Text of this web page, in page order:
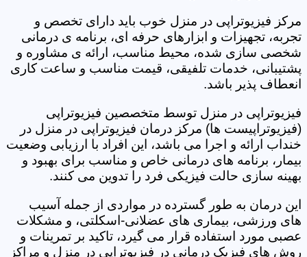
مرکز فیزیوتراپی در منزل خوب باید دارای تخصص و
تجربه، تجهیزات و ابزارهای حرفه ای، برنامه ی درمانی
شخصی سازی شده، محیط مناسب، ارائه ی مشاوره و
پشتیبانی، خدمات تلفیقی، قیمت مناسب و ساعت کاری
انعطاف پذیر باشد.
فیزیوتراپی در منزل توسط متخصصین فیزیوتراپی
(فیزیوتراپیست ها) مرکز درمان فیزیوتراپی در منزل در
خنداب ارائه و اجرا می باشد، این افراد با ارزیابی وضعیت
بیمار، برنامه های درمانی خاص و مناسب برای بهبود و
بهینه سازی حالت فیزیکی فرد را تدوین می کنند.
این درمان به طور گسترده در مواردی از جمله آسیب
های ورزشی، بیماری های عضلانی-اسکلتی، و مشکلات
عصبی مورد استفاده قرار می گیرد، تاکید بر تمرینات و
روش های فیزیک درمانی در فیزیوتراپی در منزل و مراکز